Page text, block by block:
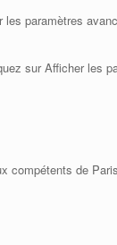
paramètres
sur Afficher les
compétents de